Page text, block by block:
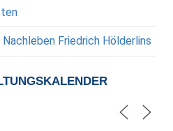
Friedrich Hölderlins